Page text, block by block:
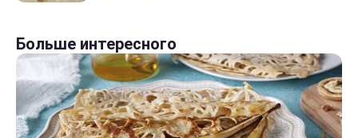
Больше интересного